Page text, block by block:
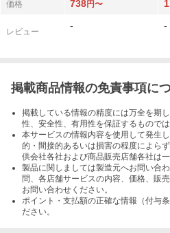
ーンパック 300g×1
価格
738円〜
レビュー
- -
掲載商品情報の免責事項に
掲載している情報の精度には万全を期
性、安全性、有用性を保証するものでは
本サービスの情報内容を使用して発生
的・間接的あるいは損害の程度によら
供会社各社および商品販売店舗各社は
製品に関しましては製造元へお問い合
問、各店舗サービスの内容、価格、販
お問い合わせください。
ポイント・支払額の正確な情報（付与
ださい。